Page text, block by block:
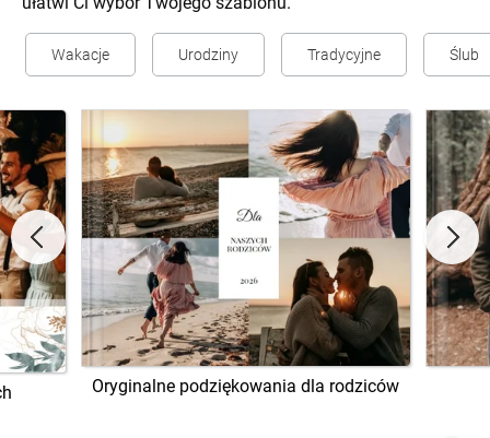
Wakacje Urodziny Tradycyjne Ślub
Oryginalne podziękowania dla rodziców